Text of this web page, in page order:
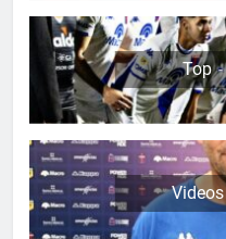
Top
Videos